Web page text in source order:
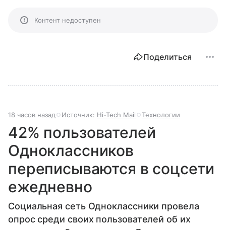
Контент недоступен
Поделиться
18 часов назад Источник: Hi-Tech Mail Технологии
42% пользователей
Одноклассников
переписываются в соцсети
ежедневно
Социальная сеть Одноклассники провела
опрос среди своих пользователей об их